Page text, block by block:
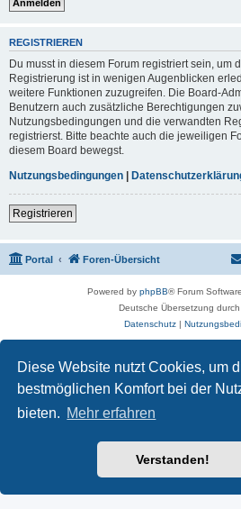
Diese Website nutzt Cookies, um
bestmöglichen Komfort bei der
bieten. Mehr erfahren
Verstanden!
REGISTRIEREN
Du musst in diesem Forum registriert sein, um
Registrierung ist in wenigen Augenblicken
weitere Funktionen zuzugreifen. Die Board-
Benutzern auch zusätzliche Berechtigungen
Nutzungsbedingungen und die verwandten
registrierst. Bitte beachte auch die jeweiligen
diesem Board bewegst.
Nutzungsbedingungen |
Registrieren
Portal Foren-Übersicht
Powered by phpBB® Forum
Deutsche Übersetzung durch
Datenschutz|